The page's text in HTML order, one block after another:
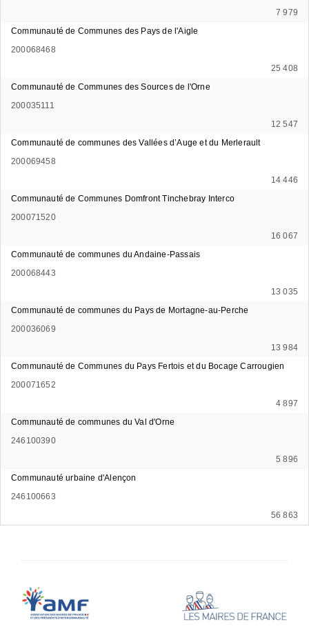
7 979
Communauté de Communes des Pays de l'Aigle
200068468
25 408
Communauté de Communes des Sources de l'Orne
200035111
12 547
Communauté de communes des Vallées d’Auge et du Merlerault
200069458
14 446
Communauté de Communes Domfront Tinchebray Interco
200071520
16 067
Communauté de communes du Andaine-Passais
200068443
13 035
Communauté de communes du Pays de Mortagne-au-Perche
200036069
13 984
Communauté de Communes du Pays Fertois et du Bocage Carrougien
200071652
4 897
Communauté de communes du Val d'Orne
246100390
5 896
Communauté urbaine d'Alençon
246100663
56 863